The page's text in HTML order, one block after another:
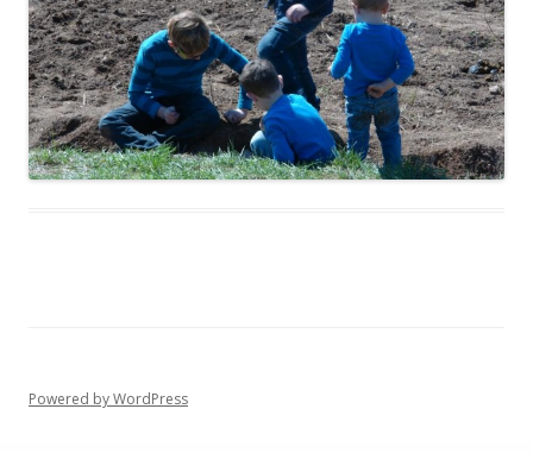
Powered by WordPress